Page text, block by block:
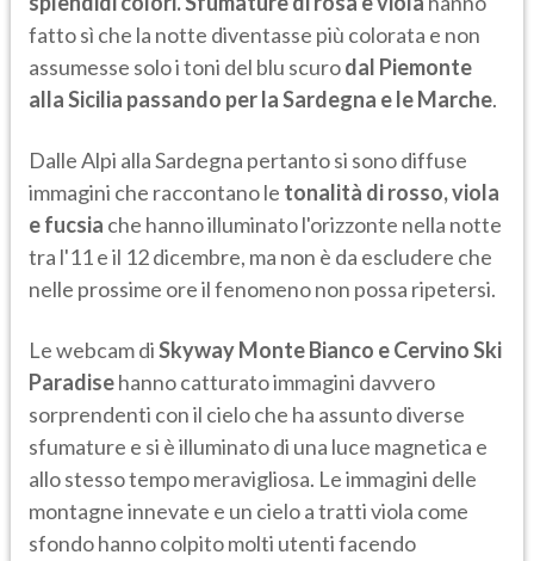
fatto sì che la notte diventasse più colorata e non
assumesse solo i toni del blu scurodal Piemonte
alla Sicilia passando per la Sardegna e le Marche.
Dalle Alpi alla Sardegna pertanto si sono diffuse
immagini che raccontano le tonalità di rosso, viola
e fucsia che hanno illuminato l'orizzonte nella notte
tra l'11 e il 12 dicembre, ma non è da escludere che
nelle prossime ore il fenomeno non possa ripetersi.
Le webcam diSkyway Monte Bianco e Cervino Ski
Paradisehanno catturato immagini davvero
sorprendenti con il cielo che ha assunto diverse
sfumature e si è illuminato di una luce magnetica e
allo stesso tempo meravigliosa. Le immagini delle
montagne innevate e un cielo a tratti viola come
sfondo hanno colpito molti utenti facendo